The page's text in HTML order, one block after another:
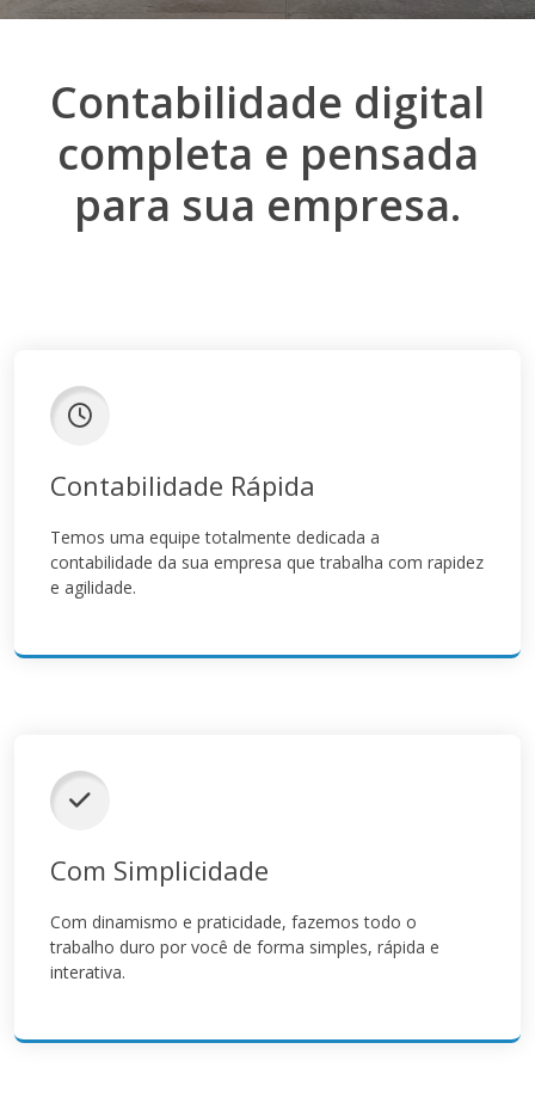
Contabilidade digital
completa e pensada
para sua empresa.
Contabilidade Rápida
Temos uma equipe totalmente dedicada a
contabilidade da sua empresa que trabalha com rapidez
e agilidade.
Com Simplicidade
Com dinamismo e praticidade, fazemos todo o
trabalho duro por você de forma simples, rápida e
interativa.